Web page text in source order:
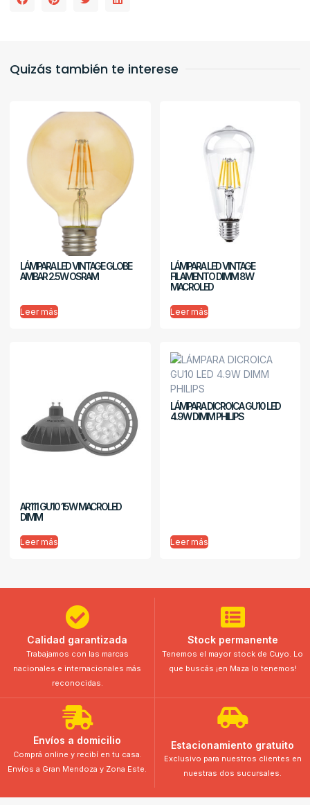
Quizás también te interese
LÁMPARA LED VINTAGE GLOBE
AMBAR 2.5W OSRAM
Leer más
LÁMPARA LED VINTAGE
FILAMENTO DIMM 8W
MACROLED
Leer más
AR111 GU10 15W MACROLED
DIMM
Leer más
LÁMPARA DICROICA GU10 LED
4.9W DIMM PHILIPS
Leer más
Calidad garantizada
Trabajamos con las marcas
nacionales e internacionales más
reconocidas.
Stock permanente
Tenemos el mayor stock de Cuyo. Lo
que buscás ¡en Maza lo tenemos!
Envíos a domicilio
Comprá online y recibí en tu casa.
Envíos a Gran Mendoza y Zona Este.
Estacionamiento gratuito
Exclusivo para nuestros clientes en
nuestras dos sucursales.